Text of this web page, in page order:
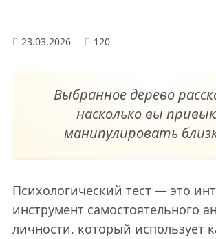
23.03.2026 120
Выбранное дерево
насколько вы
манипулировать
Психологический тест — это
инструмент самостоятельного
личности, который использует